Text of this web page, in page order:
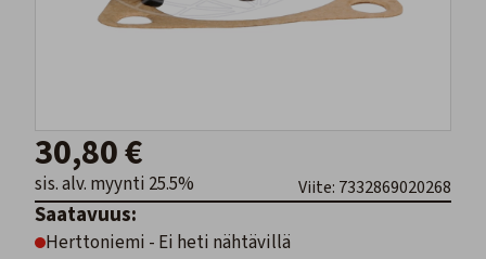
30,80 €
sis. alv. myynti 25.5% Viite: 7332869020268
Saatavuus:
Herttoniemi - Ei heti nähtävillä